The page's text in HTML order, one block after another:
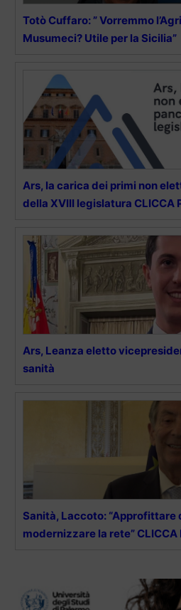
Totò Cuffaro: ” Vorremmo
Musumeci? Utile per la Sicilia”
Ars, la carica dei primi non
della XVIII legislatura CLICCA
Ars, Leanza eletto
sanità
Sanità, Laccoto: “Approfittare
modernizzare la rete” CLICCA